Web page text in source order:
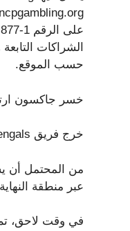
حسب الموقع.
خسر جاكسون
خرج فريق Bengals بدون أي نقاط، وقاموا بقلب الكرة إلى أسفل، لكن مشاكل Ravens كانت في البداية.
من المحتمل أن
عبر منطقة
في وقت لاحق،